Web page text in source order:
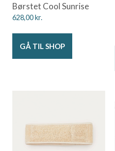
Børstet Cool Sunrise
628,00kr.
GÅ TIL SHOP